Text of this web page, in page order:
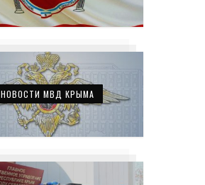
НОВОСТИ МВД КРЫМА